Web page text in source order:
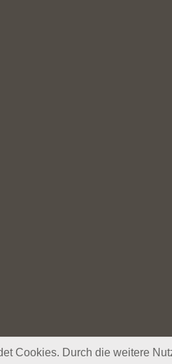
Cookies. Durch die weitere